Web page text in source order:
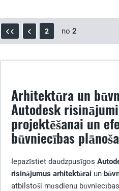
2 no 2
Arhitektūra un
Autodesk
projektēšanai un
būvniecības
Iepazīstiet daudzpusīgos
risinājumus arhitektūrai un
atbilstoši mūsdienu